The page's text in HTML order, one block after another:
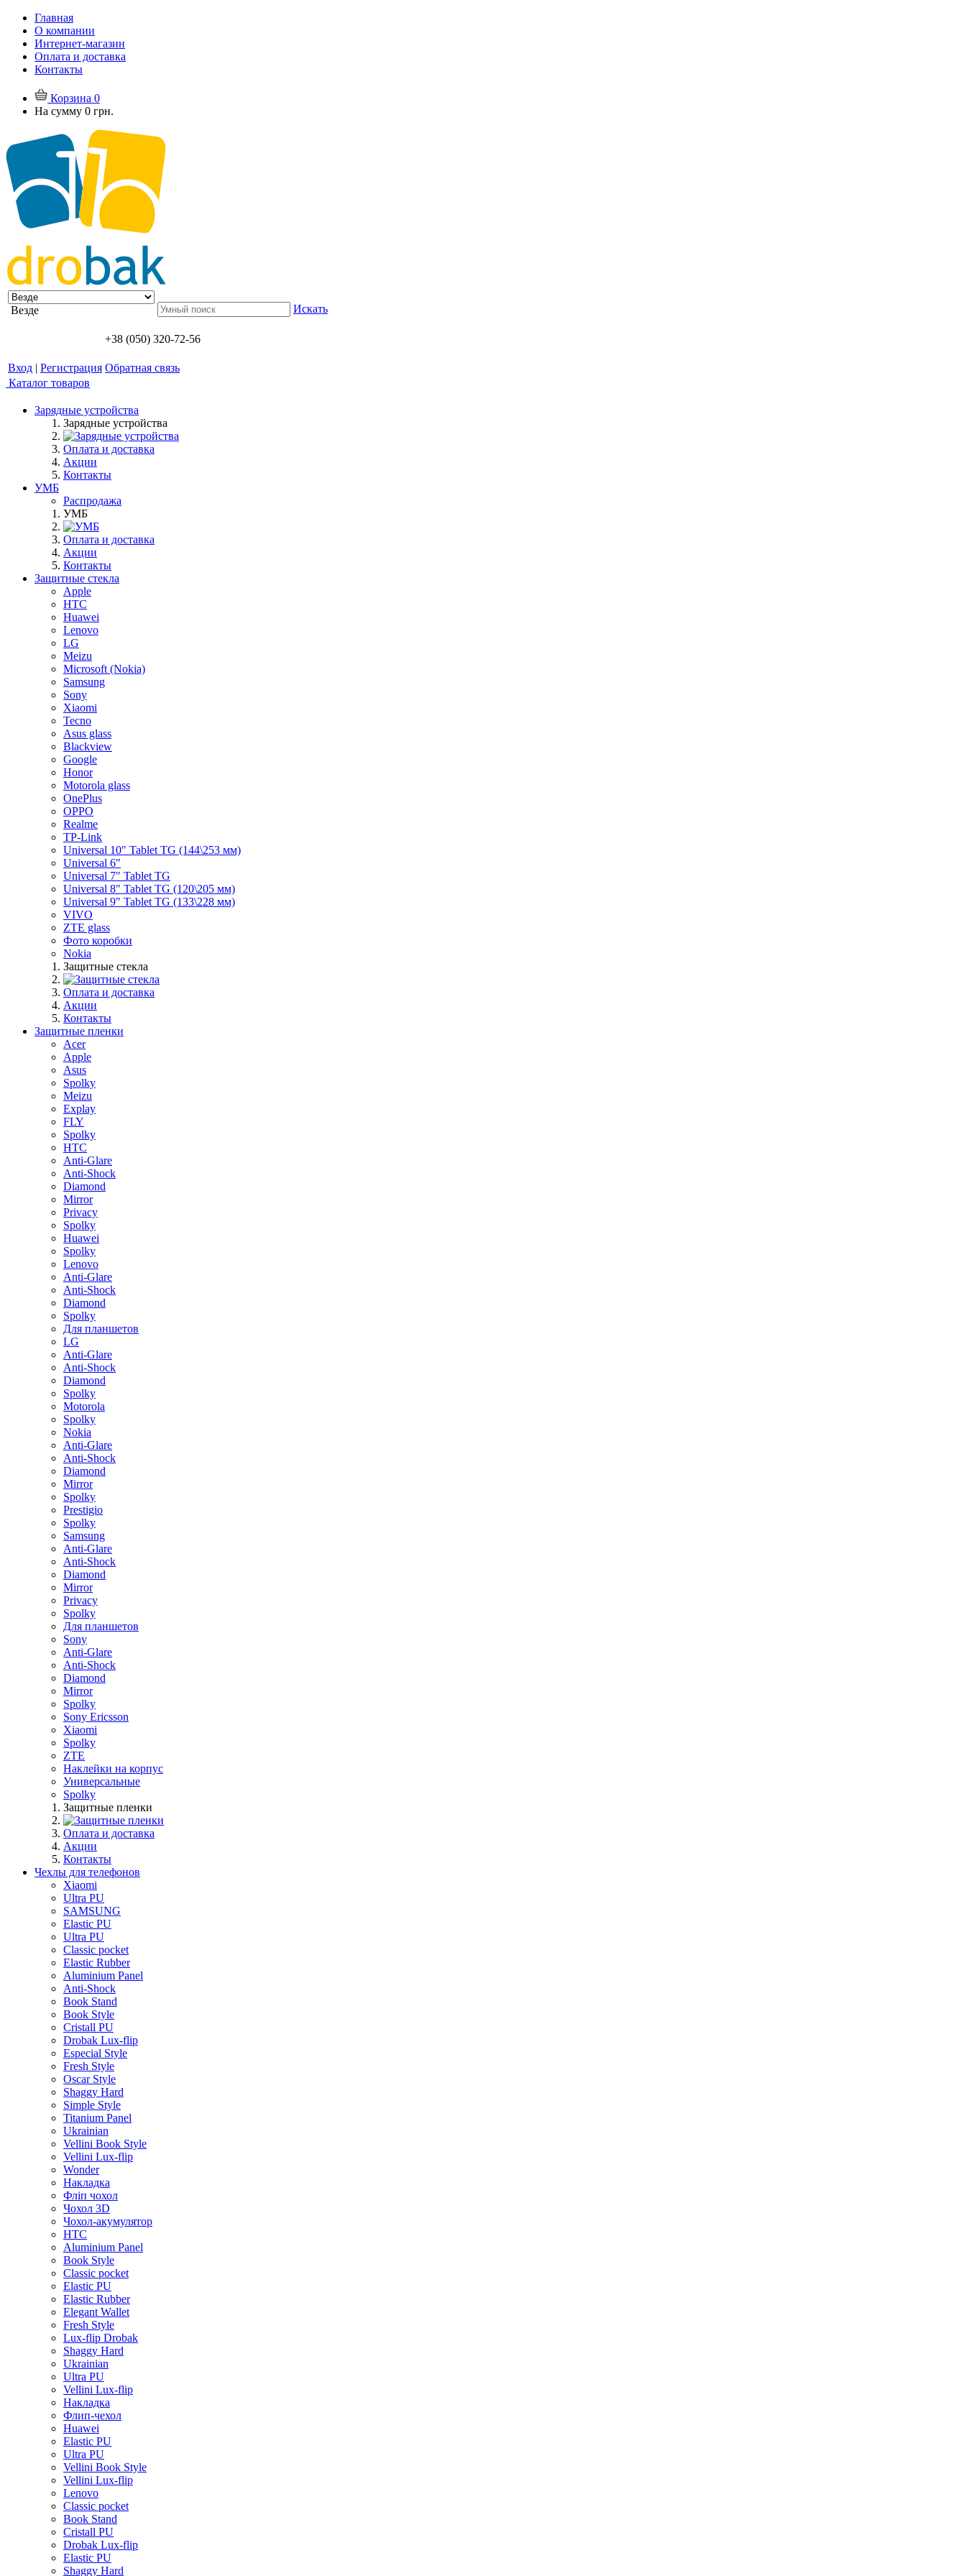
Главная
О компании
Интернет-магазин
Оплата и доставка
Контакты
Корзина 0
На сумму 0 грн.
Везде Искать
+38 (050) 320-72-56
Вход | Регистрация Обратная связь
Каталог товаров
Зарядные устройства
Зарядные устройства
Оплата и доставка
Акции
Контакты
УМБ
Распродажа
УМБ
Оплата и доставка
Акции
Контакты
Защитные стекла
Apple
HTC
Huawei
Lenovo
LG
Meizu
Microsoft (Nokia)
Samsung
Sony
Xiaomi
Tecno
Asus glass
Blackview
Google
Honor
Motorola glass
OnePlus
OPPO
Realme
TP-Link
Universal 10" Tablet TG (144\253 мм)
Universal 6"
Universal 7" Tablet TG
Universal 8" Tablet TG (120\205 мм)
Universal 9" Tablet TG (133\228 мм)
VIVO
ZTE glass
Фото коробки
Nokia
Защитные стекла
Оплата и доставка
Акции
Контакты
Защитные пленки
Acer
Apple
Asus
Spolky
Meizu
Explay
FLY
Spolky
HTC
Anti-Glare
Anti-Shock
Diamond
Mirror
Privacy
Spolky
Huawei
Spolky
Lenovo
Anti-Glare
Anti-Shock
Diamond
Spolky
Для планшетов
LG
Anti-Glare
Anti-Shock
Diamond
Spolky
Motorola
Spolky
Nokia
Anti-Glare
Anti-Shock
Diamond
Mirror
Spolky
Prestigio
Spolky
Samsung
Anti-Glare
Anti-Shock
Diamond
Mirror
Privacy
Spolky
Для планшетов
Sony
Anti-Glare
Anti-Shock
Diamond
Mirror
Spolky
Sony Ericsson
Xiaomi
Spolky
ZTE
Наклейки на корпус
Универсальные
Spolky
Защитные пленки
Оплата и доставка
Акции
Контакты
Чехлы для телефонов
Xiaomi
Ultra PU
SAMSUNG
Elastic PU
Ultra PU
Classic pocket
Elastic Rubber
Aluminium Panel
Anti-Shock
Book Stand
Book Style
Cristall PU
Drobak Lux-flip
Especial Style
Fresh Style
Oscar Style
Shaggy Hard
Simple Style
Titanium Panel
Ukrainian
Vellini Book Style
Vellini Lux-flip
Wonder
Накладка
Фліп чохол
Чохол 3D
Чохол-акумулятор
HTC
Aluminium Panel
Book Style
Classic pocket
Elastic PU
Elastic Rubber
Elegant Wallet
Fresh Style
Lux-flip Drobak
Shaggy Hard
Ukrainian
Ultra PU
Vellini Lux-flip
Накладка
Флип-чехол
Huawei
Elastic PU
Ultra PU
Vellini Book Style
Vellini Lux-flip
Lenovo
Classic pocket
Book Stand
Cristall PU
Drobak Lux-flip
Elastic PU
Shaggy Hard